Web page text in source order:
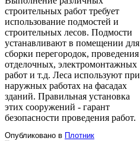
строительных работ требует
использование подмостей и
строительных лесов. Подмости
устанавливают в помещении для
сборки перегородок, проведения
отделочных, электромонтажных
работ и т.д. Леса используют при
наружных работах на фасадах
зданий. Правильная установка
этих сооружений - гарант
безопасности проведения работ.
Опубликовано в Плотник